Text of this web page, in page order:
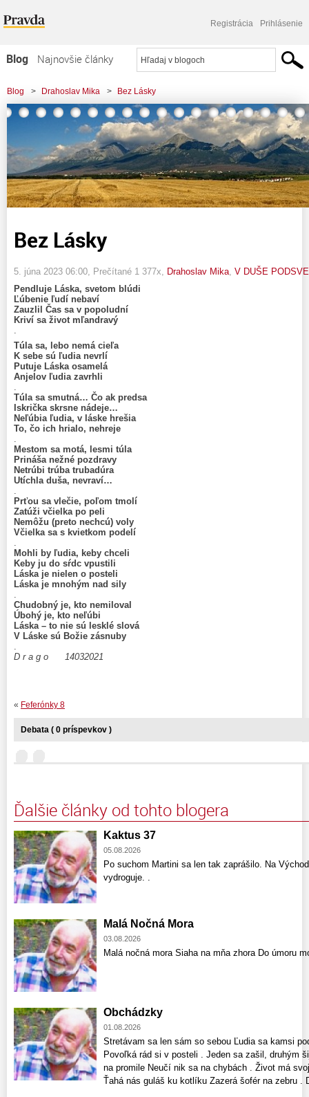
Registrácia Prihlásenie
Blog
Najnovšie články
Najčítanejšie články
Najkomentovanejšie články
Zoznam blogov
Komerčné blogy
Blog > Drahoslav Mika > Bez Lásky
Bez Lásky
5. júna 2023 06:00 , Prečítané 1 377x, Drahoslav Mika V DUŠE
Pendluje Láska, svetom blúdi
Ľúbenie ľudí nebaví
Zauzlil Čas sa v popoludní
Kriví sa život mľandravý
Túla sa, lebo nemá cieľa
K sebe sú ľudia nevrlí
Putuje Láska osamelá
Anjelov ľudia zavrhli
Túla sa smutná… Čo ak predsa
Iskrička skrsne nádeje…
Neľúbia ľudia, v láske hrešia
To, čo ich hrialo, nehreje
Mestom sa motá, lesmi túla
Prináša nežné pozdravy
Netrúbi trúba trubadúra
Utíchla duša, nevraví…
Prťou sa vlečie, poľom tmolí
Zatúži včielka po peli
Nemôžu (preto nechcú) voly
Včielka sa s kvietkom podelí
Mohli by ľudia, keby chceli
Keby ju do sŕdc vpustili
Láska je nielen o posteli
Láska je mnohým nad sily
Chudobný je, kto nemiloval
Úbohý je, kto neľúbi
Láska – to nie sú lesklé slová
V Láske sú Božie zásnuby
D r a g o 14032021
« Feferónky 8
Debata ( 0 príspevkov )
Ďalšie články od tohto blogera
Kaktus 37
05.08.2026
Po suchom Martini sa len tak zaprášilo. Na
vydroguje. .
Malá Nočná Mora
03.08.2026
Malá nočná mora Siaha na mňa zhora Do úmoru
Obchádzky
01.08.2026
Stretávam sa len sám so sebou Ľudia sa kamsi
Povoľká rád si v posteli . Jeden sa zašil, druhým
na promile Neučí nik sa na chybách . Život má
Ťahá nás guláš ku kotlíku Zazerá šofér na zebru .